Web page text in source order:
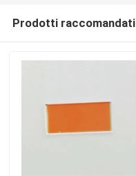
Prodotti raccomandati